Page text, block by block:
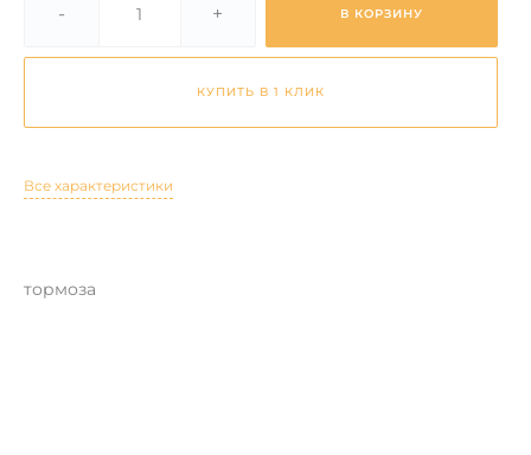
- + В КОРЗИНУ
КУПИТЬ В 1 КЛИК
Все характеристики
тормоза